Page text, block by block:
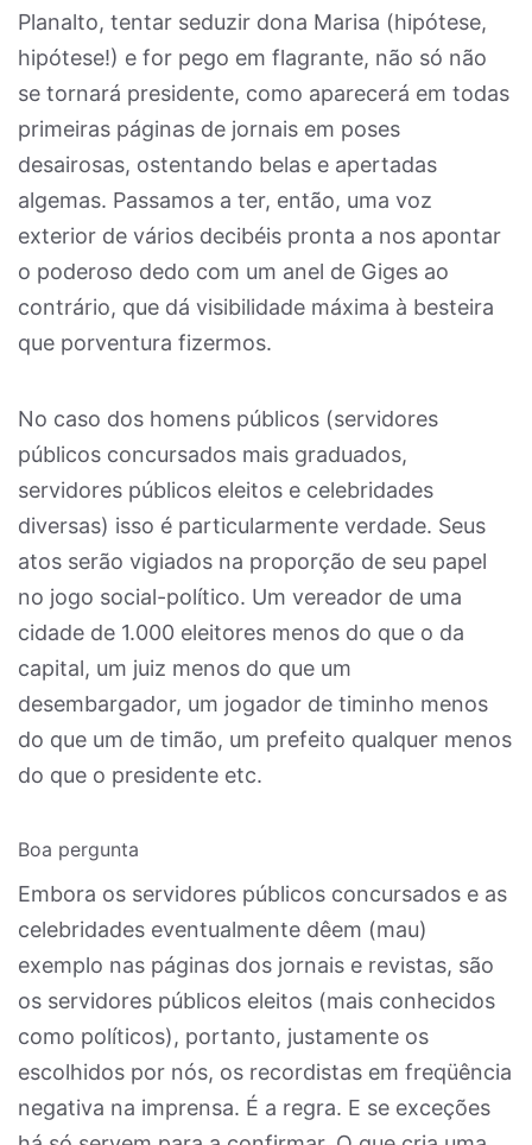
Planalto, tentar seduzir dona Marisa (hipótese,
hipótese!) e for pego em flagrante, não só não
se tornará presidente, como aparecerá em todas
primeiras páginas de jornais em poses
desairosas, ostentando belas e apertadas
algemas. Passamos a ter, então, uma voz
exterior de vários decibéis pronta a nos apontar
o poderoso dedo com um anel de Giges ao
contrário, que dá visibilidade máxima à besteira
que porventura fizermos.
No caso dos homens públicos (servidores
públicos concursados mais graduados,
servidores públicos eleitos e celebridades
diversas) isso é particularmente verdade. Seus
atos serão vigiados na proporção de seu papel
no jogo social-político. Um vereador de uma
cidade de 1.000 eleitores menos do que o da
capital, um juiz menos do que um
desembargador, um jogador de timinho menos
do que um de timão, um prefeito qualquer menos
do que o presidente etc.
Boa pergunta
Embora os servidores públicos concursados e as
celebridades eventualmente dêem (mau)
exemplo nas páginas dos jornais e revistas, são
os servidores públicos eleitos (mais conhecidos
como políticos), portanto, justamente os
escolhidos por nós, os recordistas em freqüência
negativa na imprensa. É a regra. E se exceções